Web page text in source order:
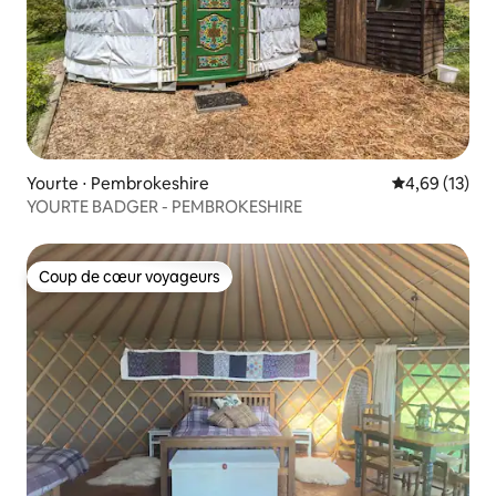
Yourte ⋅ Pembrokeshire Évaluation
4,69 (13)
YOURTE BADGER - PEMBROKESHIRE
Coup de cœur voyageurs
Coup de cœur voyageurs